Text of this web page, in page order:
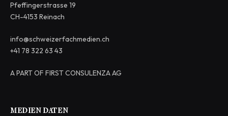
Pfeffingerstrasse 19
CH-4153 Reinach
info@schweizerfachmedien.ch
+41 78 322 63 43
A PART OF FIRST CONSULENZA AG
MEDIEN DATEN